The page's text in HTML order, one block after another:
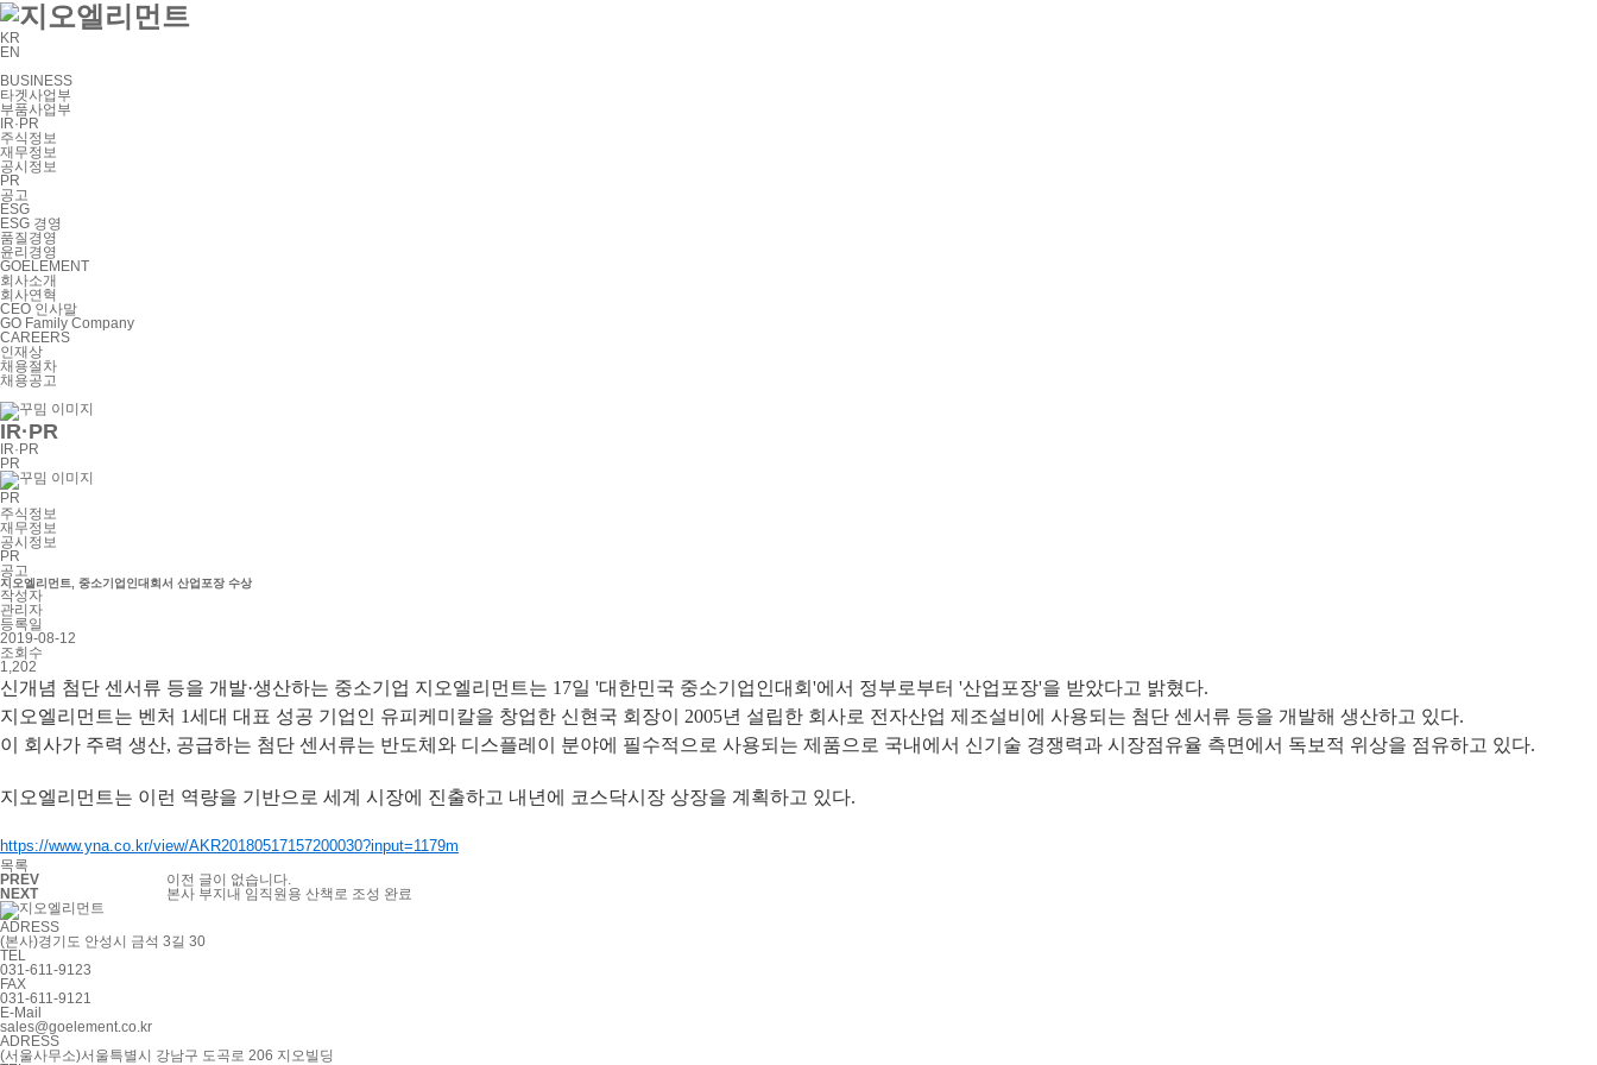
KR
EN
BUSINESS
타겟사업부
부품사업부
IR·PR
주식정보
재무정보
공시정보
PR
공고
ESG
ESG 경영
품질경영
윤리경영
GOELEMENT
회사소개
회사연혁
CEO 인사말
GO Family Company
CAREERS
인재상
채용절차
채용공고
IR·PR
IR·PR
PR
PR
주식정보
재무정보
공시정보
PR
공고
지오엘리먼트, 중소기업인대회서 산업포장 수상
작성자
관리자
등록일
2019-08-12
조회수
1,202
신개념 첨단 센서류 등을 개발·생산하는 중소기업 지오엘리먼트는 17일 '대한민국 중소기업인대회'에서 정부로부터 '산업포장'을 받았다고 밝혔다.
지오엘리먼트는 벤처 1세대 대표 성공 기업인 유피케미칼을 창업한 신현국 회장이 2005년 설립한 회사로 전자산업 제조설비에 사용되는 첨단 센서류 등을 개발해 생산하고 있다.
이 회사가 주력 생산, 공급하는 첨단 센서류는 반도체와 디스플레이 분야에 필수적으로 사용되는 제품으로 국내에서 신기술 경쟁력과 시장점유율 측면에서 독보적 위상을 점유하고 있다.
지오엘리먼트는 이런 역량을 기반으로 세계 시장에 진출하고 내년에 코스닥시장 상장을 계획하고 있다.
https://www.yna.co.kr/view/AKR20180517157200030?input=1179m
목록
PREV
이전 글이 없습니다.
NEXT
본사 부지내 임직원용 산책로 조성 완료
ADRESS
(본사)경기도 안성시 금석 3길 30
TEL
031-611-9123
FAX
031-611-9121
E-Mail
sales@goelement.co.kr
ADRESS
(서울사무소)서울특별시 강남구 도곡로 206 지오빌딩